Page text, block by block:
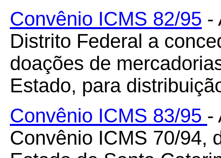
Convênio ICMS 82/95 -
Distrito Federal a
doações de
Estado, para
Convênio ICMS 83/95 -
Convênio ICMS 70/94,